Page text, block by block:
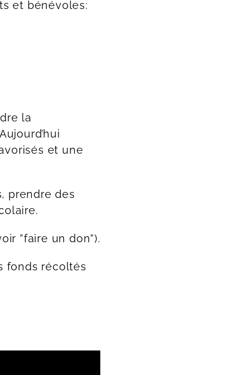
et bénévoles:
la
et une
prendre des
”faire un don”).
fonds récoltés